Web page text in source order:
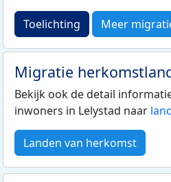
Toelichting Meer
Migratie
Bekijk ook de detail
inwoners in Lelystad naar
Landen van herkomst